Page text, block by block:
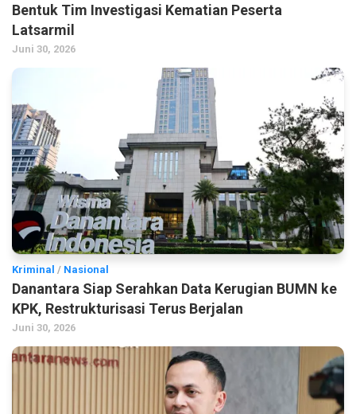
Bentuk Tim Investigasi Kematian Peserta
Latsarmil
Juni 30, 2026
Kriminal / Nasional
Danantara Siap Serahkan Data Kerugian BUMN ke
KPK, Restrukturisasi Terus Berjalan
Juni 30, 2026